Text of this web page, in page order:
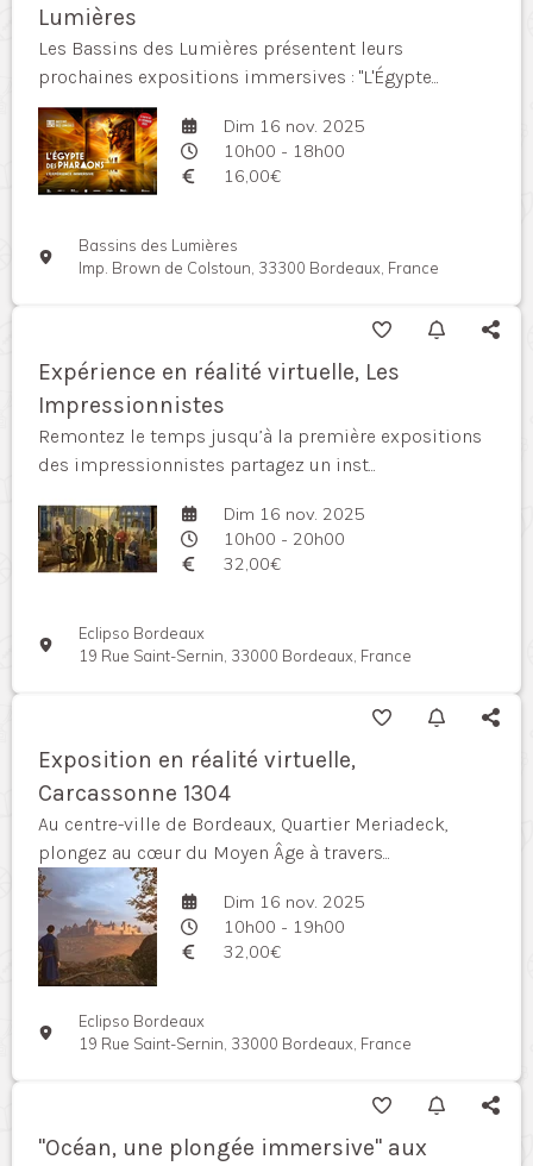
Lumières
Les Bassins des Lumières présentent leurs
prochaines expositions immersives : "L'Égypte...
Dim 16 nov. 2025
10h00 - 18h00
16,00€
Bassins des Lumières
Imp. Brown de Colstoun, 33300 Bordeaux, France
Expérience en réalité virtuelle, Les
Impressionnistes
Remontez le temps jusqu’à la première expositions
des impressionnistes partagez un inst...
Dim 16 nov. 2025
10h00 - 20h00
32,00€
Eclipso Bordeaux
19 Rue Saint-Sernin, 33000 Bordeaux, France
Exposition en réalité virtuelle,
Carcassonne 1304
Au centre-ville de Bordeaux, Quartier Meriadeck,
plongez au cœur du Moyen Âge à travers...
Dim 16 nov. 2025
10h00 - 19h00
32,00€
Eclipso Bordeaux
19 Rue Saint-Sernin, 33000 Bordeaux, France
"Océan, une plongée immersive" aux